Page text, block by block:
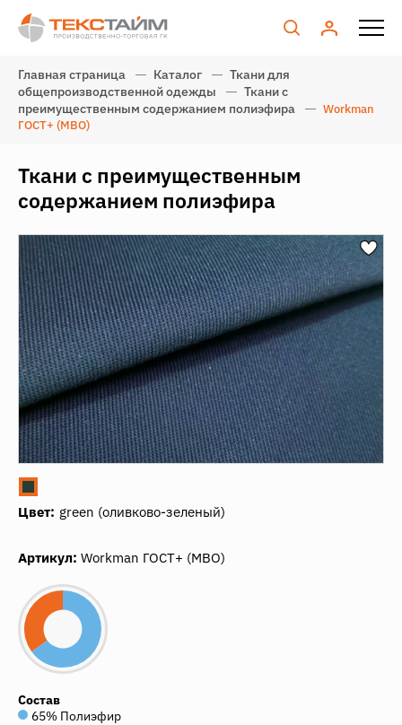
Главная страница Каталог
Ткани для
общепроизводственной одежды
Ткани с
преимущественным содержанием полиэфира
Workman
ГОСТ+ (МВО)
Ткани с преимущественным
содержанием полиэфира
Цвет: green (оливково-зеленый)
Артикул: Workman ГОСТ+ (МВО)
Состав
65% Полиэфир